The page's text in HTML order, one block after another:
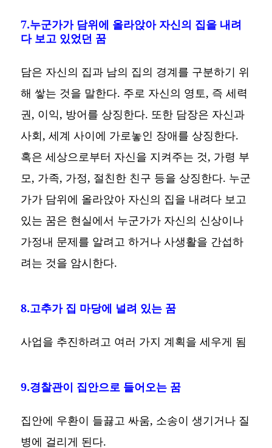
7.누군가가 담위에 올라앉아 자신의 집을 내려
다 보고 있었던 꿈
담은 자신의 집과 남의 집의 경계를 구분하기 위
해 쌓는 것을 말한다. 주로 자신의 영토, 즉 세력
권, 이익, 방어를 상징한다. 또한 담장은 자신과
사회, 세계 사이에 가로놓인 장애를 상징한다.
혹은 세상으로부터 자신을 지켜주는 것, 가령 부
모, 가족, 가정, 절친한 친구 등을 상징한다. 누군
가가 담위에 올라앉아 자신의 집을 내려다 보고
있는 꿈은 현실에서 누군가가 자신의 신상이나
가정내 문제를 알려고 하거나 사생활을 간섭하
려는 것을 암시한다.
8.고추가 집 마당에 널려 있는 꿈
사업을 추진하려고 여러 가지 계획을 세우게 됨
9.경찰관이 집안으로 들어오는 꿈
집안에 우환이 들끓고 싸움, 소송이 생기거나 질
병에 걸리게 된다.